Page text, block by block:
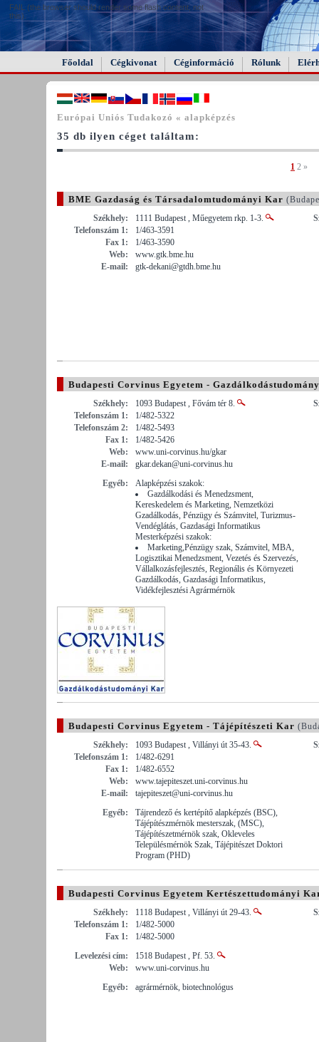
FAIL (the browser should render some flash content, not
this).
Főoldal Cégkivonat Céginformáció Rólunk
Európai Uniós Tudakozó « alapképzés
35 db ilyen céget találtam:
1 2 »
BME Gazdaság és Társadalomtudományi Kar
Székhely:
1111 Budapest , Műegyetem rkp. 1-3.
Telefonszám 1:
1/463-3591
Fax 1:
1/463-3590
Web:
www.gtk.bme.hu
E-mail:
gtk-dekani@gtdh.bme.hu
Budapesti Corvinus Egyetem -
Székhely:
1093 Budapest , Fővám tér 8.
Telefonszám 1:
1/482-5322
Telefonszám 2:
1/482-5493
Fax 1:
1/482-5426
Web:
www.uni-corvinus.hu/gkar
E-mail:
gkar.dekan@uni-corvinus.hu
Egyéb:
Alapképzési szakok:
Gazdálkodási és Menedzsment,
Kereskedelem és Marketing, Nemzetközi
Gzadálkodás, Pénzügy és Számvitel, Turizmus-
Vendéglátás, Gazdasági Informatikus
Mesterképzési szakok:
Marketing,Pénzügy szak, Számvitel, MBA,
Logisztikai Menedzsment, Vezetés és Szervezés,
Vállalkozásfejlesztés, Regionális és Környezeti
Gazdálkodás, Gazdasági Informatikus,
Vidékfejlesztési Agrármérnök
Budapesti Corvinus Egyetem - Tájépítészeti Kar
Székhely:
1093 Budapest , Villányi út 35-43.
Telefonszám 1:
1/482-6291
Fax 1:
1/482-6552
Web:
www.tajepiteszet.uni-corvinus.hu
E-mail:
tajepiteszet@uni-corvinus.hu
Egyéb:
Tájrendező és kertépítő alapképzés (BSC),
Tájépítészmérnök mesterszak, (MSC),
Tájépítészetmérnök szak, Okleveles
Településmérnök Szak, Tájépitészet Doktori
Program (PHD)
Budapesti Corvinus Egyetem Kertészettudományi
Székhely:
1118 Budapest , Villányi út 29-43.
Telefonszám 1:
1/482-5000
Fax 1:
1/482-5000
Levelezési cím:
1518 Budapest , Pf. 53.
Web:
www.uni-corvinus.hu
Egyéb:
agrármérnök, biotechnológus